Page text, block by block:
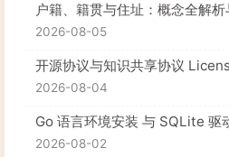
户籍、籍贯与住址：概念全解
2026-08-05
开源协议与知识共享协议
2026-08-04
Go 语言环境安装 与 SQLite 驱
2026-08-02